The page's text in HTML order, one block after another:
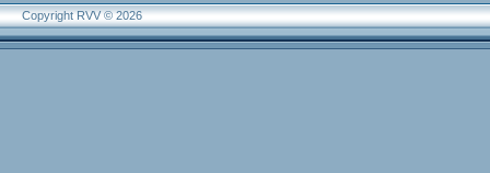
Copyright RVV © 2026